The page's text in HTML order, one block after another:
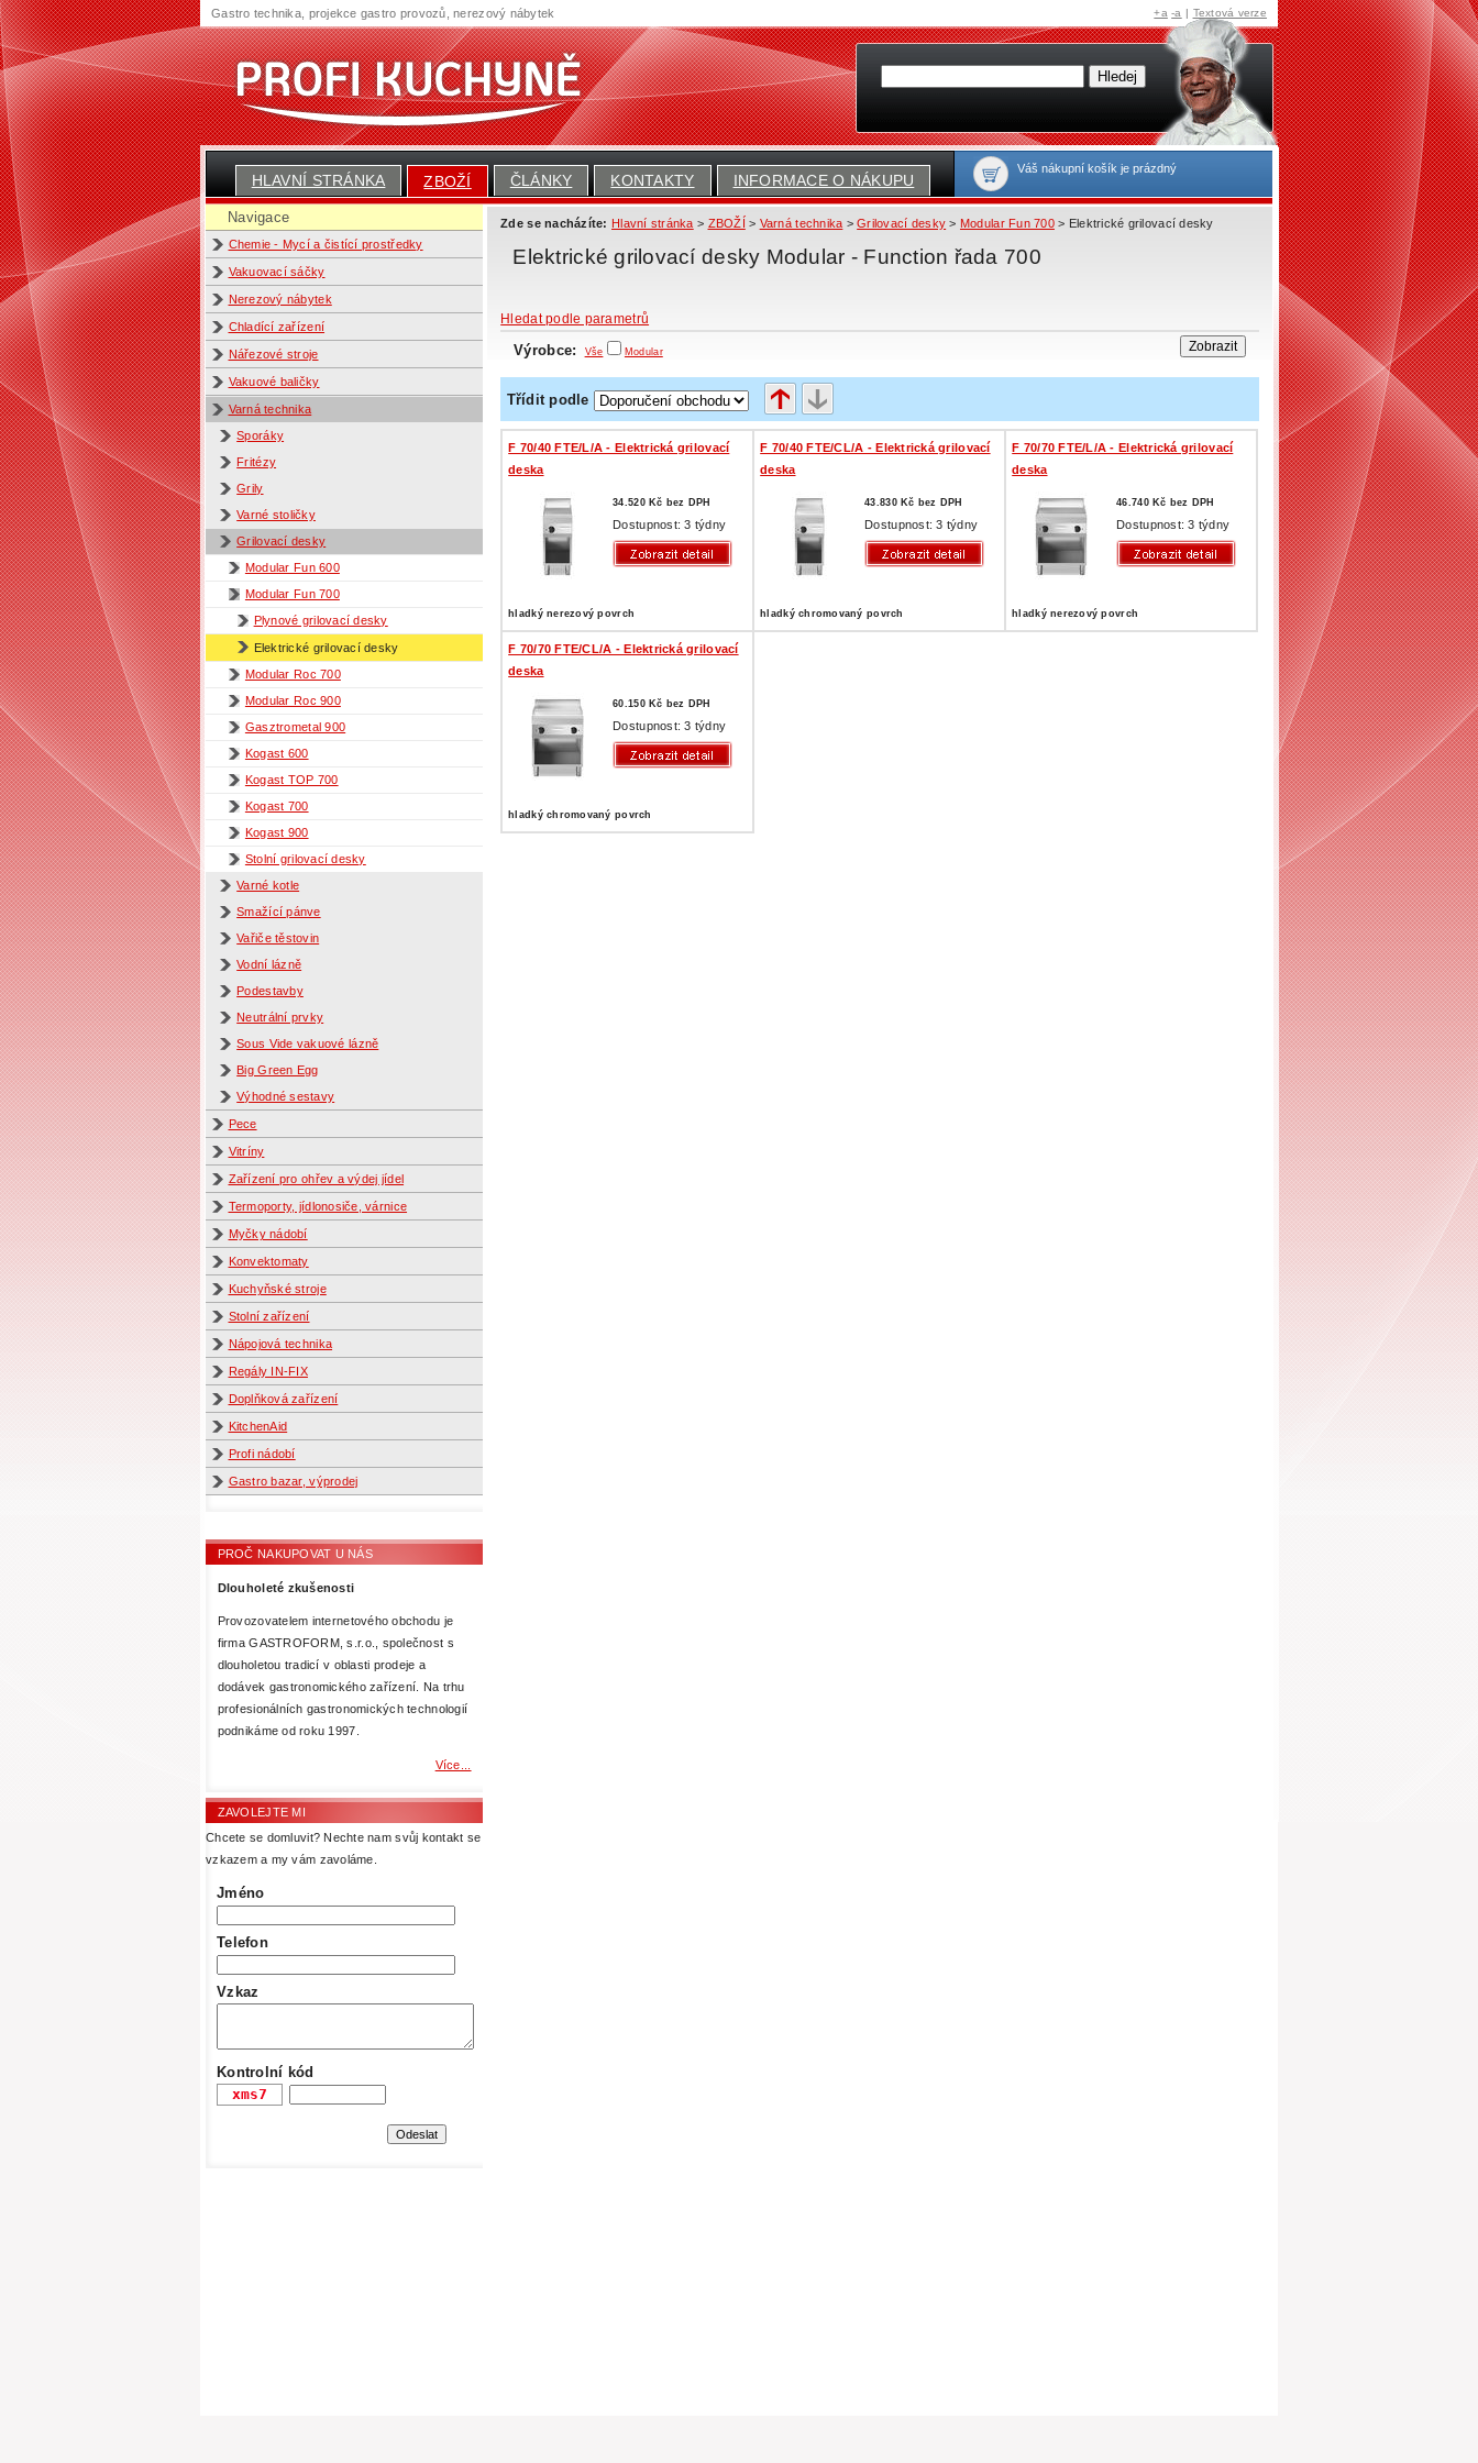
HLAVNÍ STRÁNKA ZBOŽÍ ČLÁNKY KONTAKTY INFORMACE O NÁKUPU
Váš nákupní košík je prázdný
Navigace
Chemie - Mycí a čistící prostředky
Vakuovací sáčky
Nerezový nábytek
Chladící zařízení
Nářezové stroje
Vakuové baličky
Varná technika
Sporáky
Fritézy
Grily
Varné stoličky
Grilovací desky
Modular Fun 600
Modular Fun 700
Plynové grilovací desky
Elektrické grilovací desky
Modular Roc 700
Modular Roc 900
Gasztrometal 900
Kogast 600
Kogast TOP 700
Kogast 700
Kogast 900
Stolní grilovací desky
Varné kotle
Smažící pánve
Vařiče těstovin
Vodní lázně
Podestavby
Neutrální prvky
Sous Vide vakuové lázně
Big Green Egg
Výhodné sestavy
Pece
Vitríny
Zařízení pro ohřev a výdej jídel
Termoporty, jídlonosiče, várnice
Myčky nádobí
Konvektomaty
Kuchyňské stroje
Stolní zařízení
Nápojová technika
Regály IN-FIX
Doplňková zařízení
KitchenAid
Profi nádobí
Gastro bazar, výprodej
PROČ NAKUPOVAT U NÁS
Dlouholeté zkušenosti
Provozovatelem internetového obchodu je
firma GASTROFORM, s.r.o., společnost s
dlouholetou tradicí v oblasti prodeje a
dodávek gastronomického zařízení. Na trhu
profesionálních gastronomických technologií
podnikáme od roku 1997.
Více...
ZAVOLEJTE MI
Chcete se domluvit? Nechte nam svůj kontakt se
vzkazem a my vám zavoláme.
Jméno
Telefon
Vzkaz
Kontrolní kód
Zde se nacházíte: Hlavní stránka > ZBOŽÍ > Varná technika >Grilovací desky > Modular Fun 700 > Elektrické grilovací desky
Elektrické grilovací desky Modular - Function řada 700
Hledat podle parametrů
Výrobce: Vše Modular
Třídit podle
F 70/40 FTE/L/A - Elektrická grilovací
deska
34.520 Kč bez DPH
Dostupnost: 3 týdny
hladký nerezový povrch
F 70/40 FTE/CL/A - Elektrická grilovací
deska
43.830 Kč bez DPH
Dostupnost: 3 týdny
hladký chromovaný povrch
F 70/70 FTE/L/A - Elektrická grilovací
deska
46.740 Kč bez DPH
Dostupnost: 3 týdny
hladký nerezový povrch
F 70/70 FTE/CL/A - Elektrická grilovací
deska
60.150 Kč bez DPH
Dostupnost: 3 týdny
hladký chromovaný povrch
Gastro technika, projekce gastro provozů, nerezový nábytek +a -a | Textová verze